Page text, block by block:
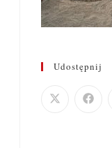
Udostępnij